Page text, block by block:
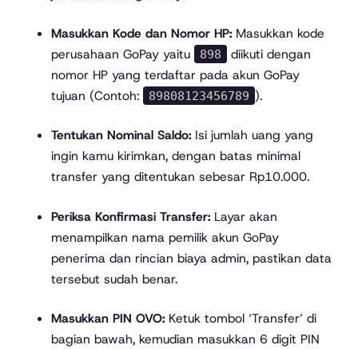
Masukkan Kode dan Nomor HP:Masukkan kode
perusahaan GoPay yaitu
898
diikuti dengan
nomor HP yang terdaftar pada akun GoPay
tujuan (Contoh:
89808123456789 ).
Tentukan Nominal Saldo:Isi jumlah uang yang
ingin kamu kirimkan, dengan batas minimal
transfer yang ditentukan sebesar Rp10.000.
Periksa Konfirmasi Transfer:Layar akan
menampilkan nama pemilik akun GoPay
penerima dan rincian biaya admin, pastikan data
tersebut sudah benar.
Masukkan PIN OVO:Ketuk tombol ‘Transfer’ di
bagian bawah, kemudian masukkan 6 digit PIN